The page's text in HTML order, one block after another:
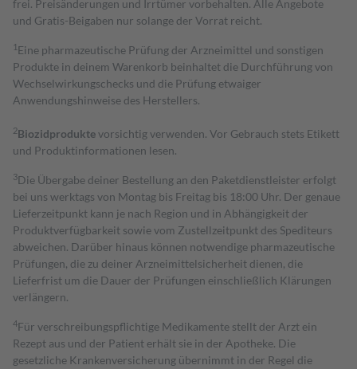
frei. Preisänderungen und Irrtümer vorbehalten. Alle Angebote
und Gratis-Beigaben nur solange der Vorrat reicht.
1 Eine pharmazeutische Prüfung der Arzneimittel und sonstigen
Produkte in deinem Warenkorb beinhaltet die Durchführung von
Wechselwirkungschecks und die Prüfung etwaiger
Anwendungshinweise des Herstellers.
2Biozidproduktevorsichtig verwenden. Vor Gebrauch stets Etikett
und Produktinformationen lesen.
3Die Übergabe deiner Bestellung an den Paketdienstleister erfolgt
bei uns werktags von Montag bis Freitag bis 18:00 Uhr. Der genaue
Lieferzeitpunkt kann je nach Region und in Abhängigkeit der
Produktverfügbarkeit sowie vom Zustellzeitpunkt des Spediteurs
abweichen. Darüber hinaus können notwendige pharmazeutische
Prüfungen, die zu deiner Arzneimittelsicherheit dienen, die
Lieferfrist um die Dauer der Prüfungen einschließlich Klärungen
verlängern.
4Für verschreibungspflichtige Medikamente stellt der Arzt ein
Rezept aus und der Patient erhält sie in der Apotheke. Die
gesetzliche Krankenversicherung übernimmt in der Regel die